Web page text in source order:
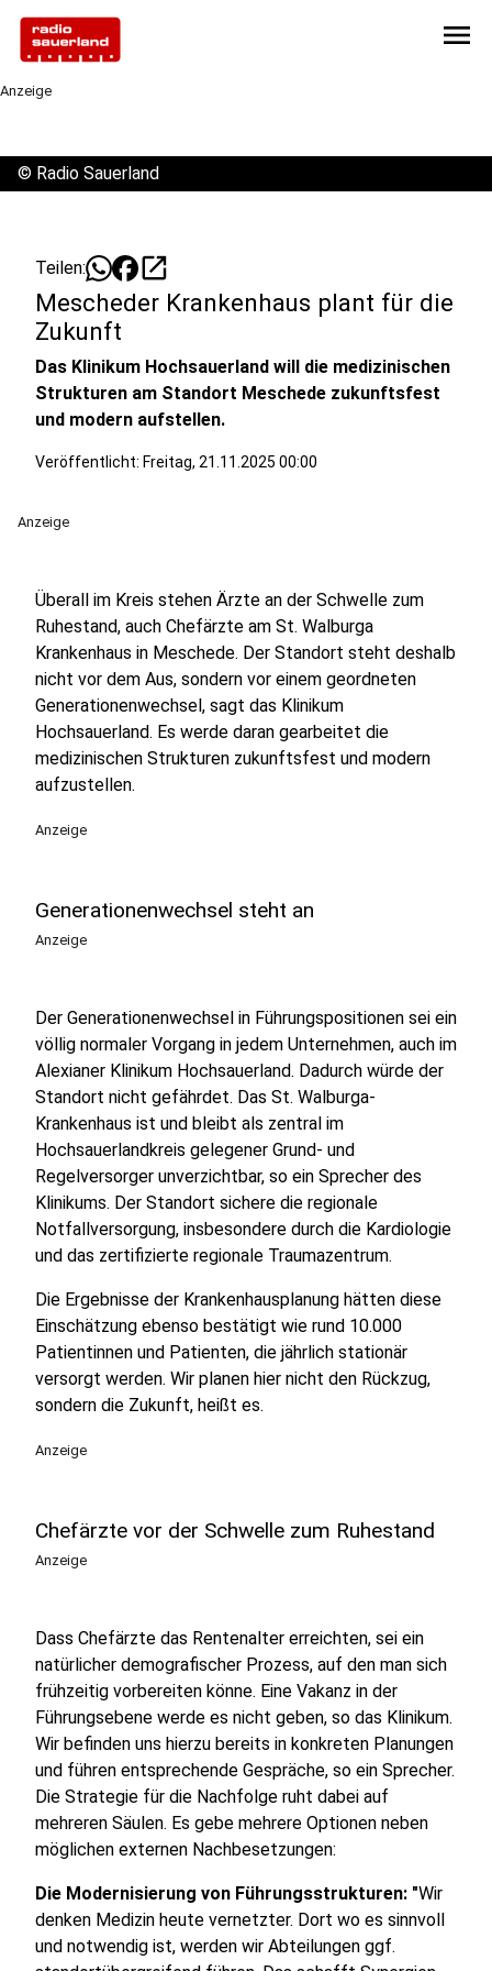
menu
Anzeige
© Radio Sauerland
Teilen: open_in_new
Mescheder Krankenhaus plant für die
Zukunft
Das Klinikum Hochsauerland will die medizinischen
Strukturen am Standort Meschede zukunftsfest
und modern aufstellen.
Veröffentlicht: Freitag, 21.11.2025 00:00
Anzeige
Überall im Kreis stehen Ärzte an der Schwelle zum
Ruhestand, auch Chefärzte am St. Walburga
Krankenhaus in Meschede. Der Standort steht deshalb
nicht vor dem Aus, sondern vor einem geordneten
Generationenwechsel, sagt das Klinikum
Hochsauerland. Es werde daran gearbeitet die
medizinischen Strukturen zukunftsfest und modern
aufzustellen.
Anzeige
Generationenwechsel steht an
Anzeige
Der Generationenwechsel in Führungspositionen sei ein
völlig normaler Vorgang in jedem Unternehmen, auch im
Alexianer Klinikum Hochsauerland. Dadurch würde der
Standort nicht gefährdet. Das St. Walburga-
Krankenhaus ist und bleibt als zentral im
Hochsauerlandkreis gelegener Grund- und
Regelversorger unverzichtbar, so ein Sprecher des
Klinikums. Der Standort sichere die regionale
Notfallversorgung, insbesondere durch die Kardiologie
und das zertifizierte regionale Traumazentrum.
Die Ergebnisse der Krankenhausplanung hätten diese
Einschätzung ebenso bestätigt wie rund 10.000
Patientinnen und Patienten, die jährlich stationär
versorgt werden. Wir planen hier nicht den Rückzug,
sondern die Zukunft, heißt es.
Anzeige
Chefärzte vor der Schwelle zum Ruhestand
Anzeige
Dass Chefärzte das Rentenalter erreichten, sei ein
natürlicher demografischer Prozess, auf den man sich
frühzeitig vorbereiten könne. Eine Vakanz in der
Führungsebene werde es nicht geben, so das Klinikum.
Wir befinden uns hierzu bereits in konkreten Planungen
und führen entsprechende Gespräche, so ein Sprecher.
Die Strategie für die Nachfolge ruht dabei auf
mehreren Säulen. Es gebe mehrere Optionen neben
möglichen externen Nachbesetzungen:
Die Modernisierung von Führungsstrukturen: "Wir
denken Medizin heute vernetzter. Dort wo es sinnvoll
und notwendig ist, werden wir Abteilungen ggf.